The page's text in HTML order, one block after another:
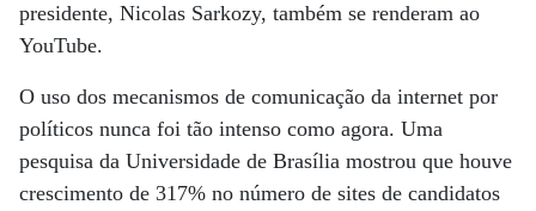
presidente, Nicolas Sarkozy, também se renderam ao
YouTube.
O uso dos mecanismos de comunicação da internet por
políticos nunca foi tão intenso como agora. Uma
pesquisa da Universidade de Brasília mostrou que houve
crescimento de 317% no número de sites de candidatos